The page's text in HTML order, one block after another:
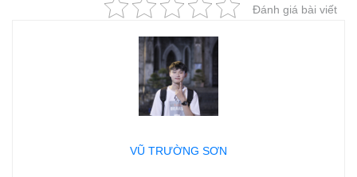
Đánh giá bài viết
VŨ TRƯỜNG SƠN